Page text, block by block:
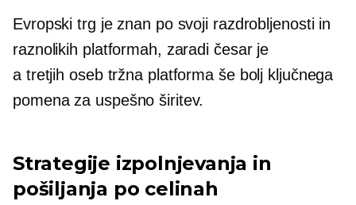
Evropski trg je znan po svoji razdrobljenosti in
raznolikih platformah, zaradi česar je
a tretjih osebtržna platforma še bolj ključnega
pomena za uspešno širitev.
Strategije izpolnjevanja in
pošiljanja po celinah